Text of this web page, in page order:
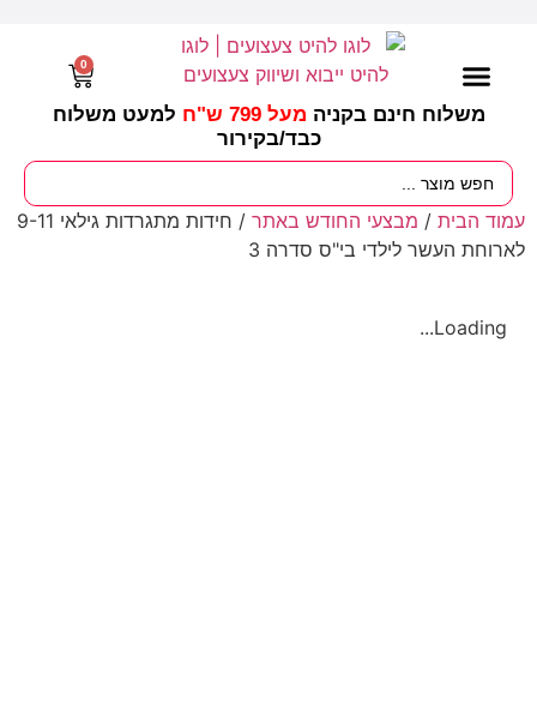
משלוח חינם בקניה מעל 799 ש"ח
למעט משלוח
כבד/בקירור
0
עמוד הבית / מבצעי החודש באתר
/ חידות מתגרדות גילאי 9-11
לארוחת העשר לילדי בי"ס סדרה 3
Loading...